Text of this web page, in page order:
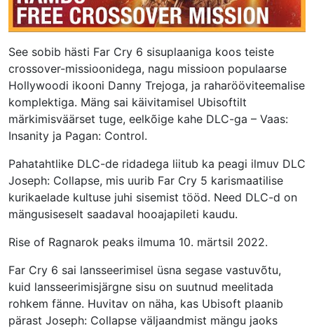
See sobib hästi Far Cry 6 sisuplaaniga koos teiste
crossover-missioonidega, nagu missioon populaarse
Hollywoodi ikooni Danny Trejoga, ja raharööviteemalise
komplektiga. Mäng sai käivitamisel Ubisoftilt
märkimisväärset tuge, eelkõige kahe DLC-ga – Vaas:
Insanity ja Pagan: Control.
Pahatahtlike DLC-de ridadega liitub ka peagi ilmuv DLC
Joseph: Collapse, mis uurib Far Cry 5 karismaatilise
kurikaelade kultuse juhi sisemist tööd. Need DLC-d on
mängusiseselt saadaval hooajapileti kaudu.
Rise of Ragnarok peaks ilmuma 10. märtsil 2022.
Far Cry 6 sai lansseerimisel üsna segase vastuvõtu,
kuid lansseerimisjärgne sisu on suutnud meelitada
rohkem fänne. Huvitav on näha, kas Ubisoft plaanib
pärast Joseph: Collapse väljaandmist mängu jaoks